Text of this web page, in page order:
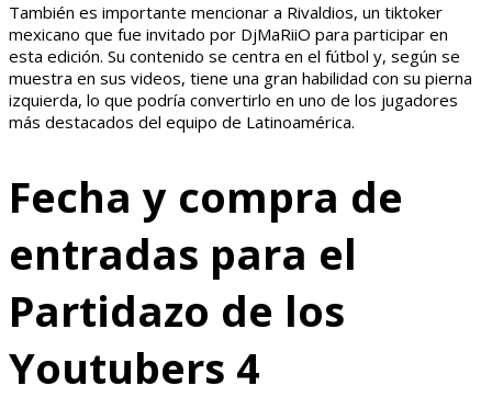
También es importante mencionar a Rivaldios, un tiktoker
mexicano que fue invitado por DjMaRiiO para participar en
esta edición. Su contenido se centra en el fútbol y, según se
muestra en sus videos, tiene una gran habilidad con su pierna
izquierda, lo que podría convertirlo en uno de los jugadores
más destacados del equipo de Latinoamérica.
Fecha y compra de
entradas para el
Partidazo de los
Youtubers 4